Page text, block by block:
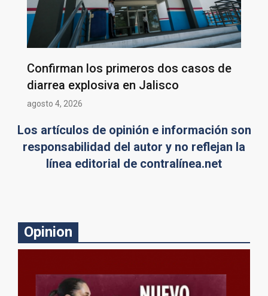
Confirman los primeros dos casos de
diarrea explosiva en Jalisco
agosto 4, 2026
Los artículos de opinión e información son
responsabilidad del autor y no reflejan la
línea editorial de contralínea.net
Opinion